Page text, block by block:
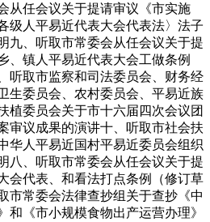
从任会议关于提请审议《市实施
级人平易近代表大会代表法〉法子
九、听取市常委会从任会议关于提
、镇人平易近代表大会工做条例
听取市监察和司法委员会、财务经
生委员会、农村委员会、平易近族
植委员会关于市十六届四次会议团
审议成果的演讲十、听取市社会扶
华人平易近国村平易近委员会组织
八、听取市常委会从任会议关于提
会代表、和看法打点条例（修订草
市常委会法律查抄组关于查抄《中
和《市小规模食物出产运营办理》